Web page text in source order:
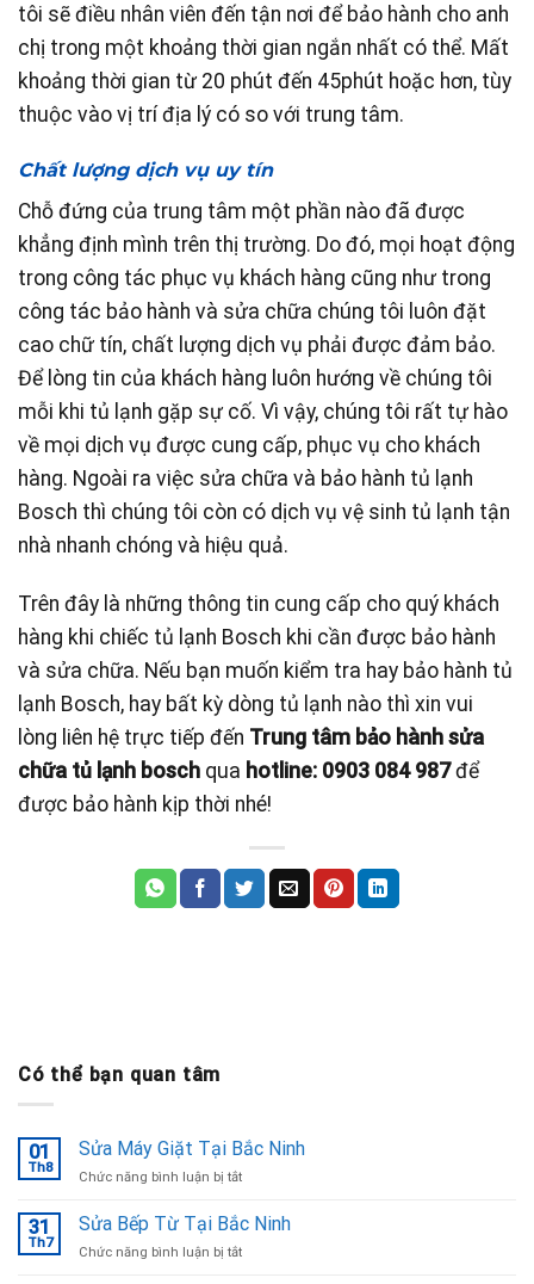
tôi sẽ điều nhân viên đến tận nơi để bảo hành cho anh
chị trong một khoảng thời gian ngắn nhất có thể. Mất
khoảng thời gian từ 20 phút đến 45phút hoặc hơn, tùy
thuộc vào vị trí địa lý có so với trung tâm.
Chất lượng dịch vụ uy tín
Chỗ đứng của trung tâm một phần nào đã được
khẳng định mình trên thị trường. Do đó, mọi hoạt động
trong công tác phục vụ khách hàng cũng như trong
công tác bảo hành và sửa chữa chúng tôi luôn đặt
cao chữ tín, chất lượng dịch vụ phải được đảm bảo.
Để lòng tin của khách hàng luôn hướng về chúng tôi
mỗi khi tủ lạnh gặp sự cố. Vì vậy, chúng tôi rất tự hào
về mọi dịch vụ được cung cấp, phục vụ cho khách
hàng. Ngoài ra việc sửa chữa và bảo hành tủ lạnh
Bosch thì chúng tôi còn có dịch vụ vệ sinh tủ lạnh tận
nhà nhanh chóng và hiệu quả.
Trên đây là những thông tin cung cấp cho quý khách
hàng khi chiếc tủ lạnh Bosch khi cần được bảo hành
và sửa chữa. Nếu bạn muốn kiểm tra hay bảo hành tủ
lạnh Bosch, hay bất kỳ dòng tủ lạnh nào thì xin vui
lòng liên hệ trực tiếp đến Trung tâm bảo hành sửa
chữa tủ lạnh bosch qua hotline: 0903 084 987để
được bảo hành kịp thời nhé!
Có thể bạn quan tâm
01
Th8
Sửa Máy Giặt Tại Bắc Ninh
Chức năng bình luận bị tắtở
Máy
Tại
31
Th7
Sửa Bếp Từ Tại Bắc Ninh
Chức năng bình luận bị tắtở